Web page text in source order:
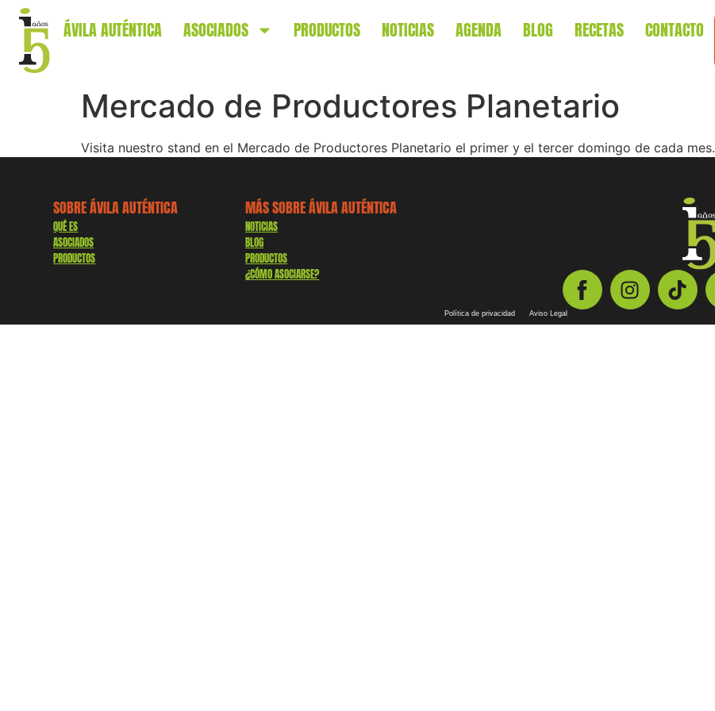
ÁVILA AUTÉNTICA ASOCIADOS PRODUCTOS NOTICIAS AGENDA BLOG RECETAS CONTACTO
Mercado de Productores Planetario
Visita nuestro stand en el Mercado de Productores Planetario el primer y el tercer domingo de cada mes.
SOBRE ÁVILA AUTÉNTICA
QUÉ ES
ASOCIADOS
PRODUCTOS
MÁS SOBRE ÁVILA AUTÉNTICA
NOTICIAS
BLOG
PRODUCTOS
¿CÓMO ASOCIARSE?
Política de privacidad Aviso Legal